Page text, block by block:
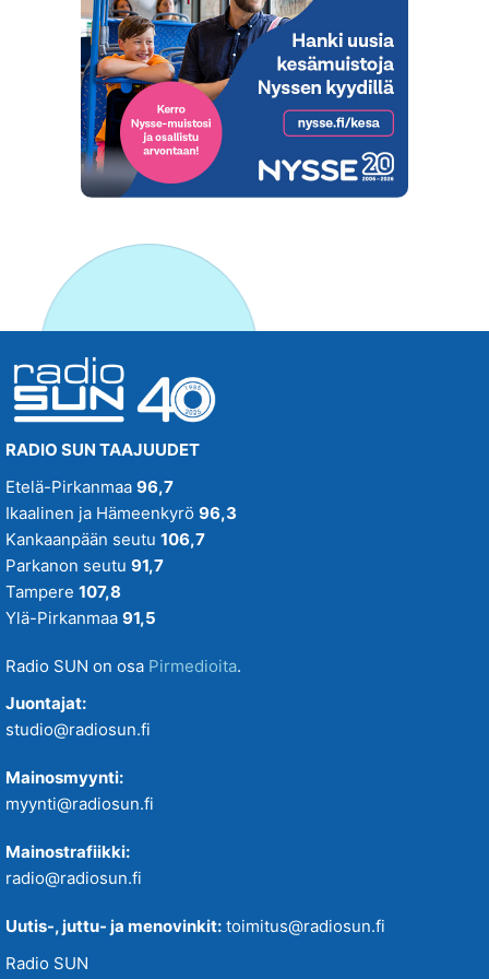
RADIO SUN TAAJUUDET
Etelä-Pirkanmaa 96,7
Ikaalinen ja Hämeenkyrö 96,3
Kankaanpään seutu 106,7
Parkanon seutu 91,7
Tampere 107,8
Ylä-Pirkanmaa 91,5
Radio SUN on osa Pirmedioita.
Juontajat:
studio@radiosun.fi
Mainosmyynti:
myynti@radiosun.fi
Mainostrafiikki:
radio@radiosun.fi
Uutis-, juttu- ja menovinkit: toimitus@radiosun.fi
Radio SUN